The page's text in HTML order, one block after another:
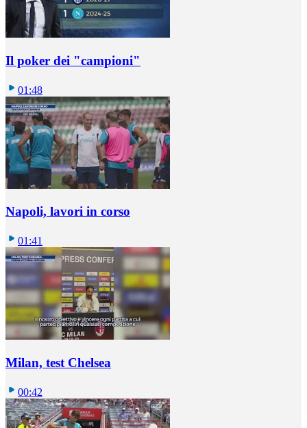
Il poker dei "campioni"
01:48
Napoli, lavori in corso
01:41
Milan, test Chelsea
00:42